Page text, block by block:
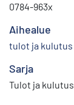
0784-963x
Aihealue
tulot ja kulutus
Sarja
Tulot ja kulutus